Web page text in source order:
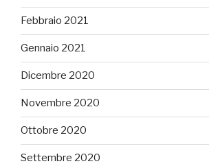
Febbraio 2021
Gennaio 2021
Dicembre 2020
Novembre 2020
Ottobre 2020
Settembre 2020